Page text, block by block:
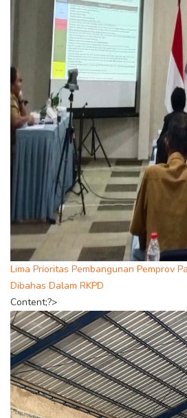
Lima Prioritas Pembangunan Pemprov
Dibahas Dalam RKPD
Content;?>